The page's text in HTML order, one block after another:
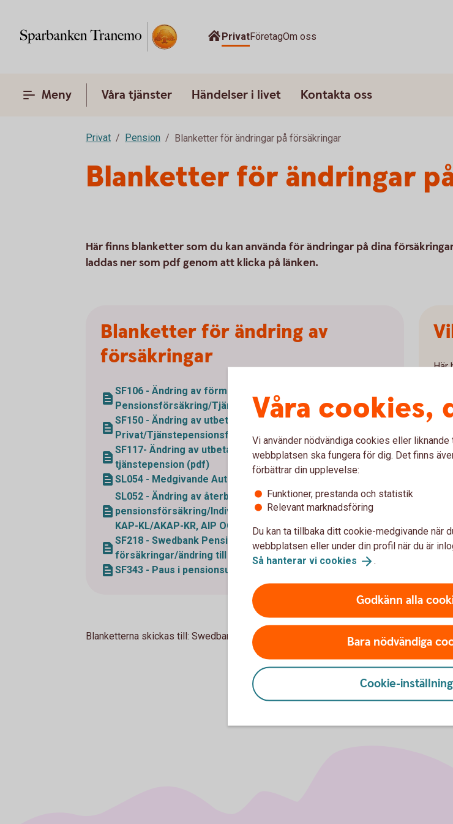
PrivatFöretagOm oss
Meny Våra tjänster Händelser i livet Kontakta oss
Privat Pension Blanketter för ändringar på försäkringar
Blanketter för ändringar
Här finns blanketter som du kan använda för ändringar på dina
laddas ner som pdf genom att klicka på länken.
Blanketter för ändring av
försäkringar
SF106 - Ändring av förmånstagarförordnande -
Pensionsförsäkring/Tjänstepension/Avtalspension (pdf)
SF150 - Ändring av utbetalning
Privat/Tjänstepensionsförsäkring (pdf)
SF117- Ändring av utbetalning Kollektivavtalad
tjänstepension (pdf)
SL054 - Medgivande Autogiro (pdf)
SL052 - Ändring av återbetalningsskydd Privat
pensionsförsäkring/Individuell tjänstepension BTP1, BTPK,
KAP-KL/AKAP-KR, AIP OCH PA16 (pdf)
SF218 - Swedbank Pensionsplan Uppsägning av
försäkringar/ändring till fribrev (pdf)
SF343 - Paus i pensionsutbetalning (pdf)
Här
Blanketterna skickas till: Swedbank Försäkring FE 902, 107 77 Stockholm.
Våra cookies,
Vi använder nödvändiga cookies eller
webbplatsen ska fungera för dig. Det finns
förbättrar din upplevelse:
Funktioner, prestanda och statistik
Relevant marknadsföring
Du kan ta tillbaka ditt cookie-medgivande när
webbplatsen eller under din profil när du är
Så hanterar vi cookies .
Godkänn alla
Bara nödvändiga
Cookie-